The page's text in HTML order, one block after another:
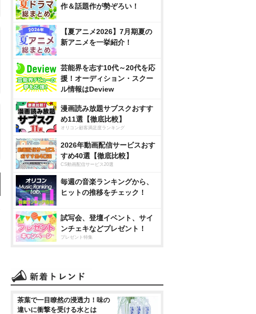
作＆話題作が勢ぞろい！
【夏アニメ2026】7月期夏の
新アニメを一挙紹介！
芸能界を志す10代～20代を応
援！オーディション・スクー
ル情報はDeview
漫画読み放題サブスクおすす
め11選【徹底比較】
オリコン顧客満足度ランキング
2026年動画配信サービスおす
すめ40選【徹底比較】
CS動画配信サービス20選
毎週の音楽ランキングから、
ヒットの推移をチェック！
試写会、登壇イベント、サイ
ンチェキなどプレゼント！
プレゼント特集
茶葉で一目瞭然の浸透力！味の
違いに衝撃を受ける水とは